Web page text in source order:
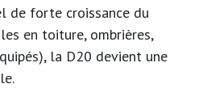
de forte croissance du
en toiture, ombrières,
la D20 devient une